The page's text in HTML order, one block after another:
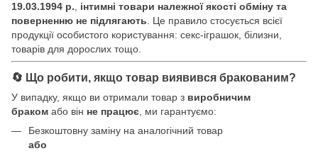
19.03.1994 р.
інтимні товари належної якості обміну та
поверненню не підлягають . Це правило стосується всієї
продукції особистого користування: секс-іграшок, білизни,
товарів для дорослих тощо.
🔄 Що робити, якщо товар виявився бракованим?
У випадку, якщо ви отримали товар з виробничим
браком або він не працює , ми гарантуємо:
Безкоштовну заміну на аналогічний товар
або